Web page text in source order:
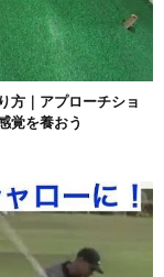
方｜アプローチショ
覚を養おう